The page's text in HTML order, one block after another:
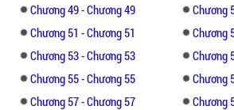
Chương 49 - Chương 49
Chương
Chương 51 - Chương 51
Chương
Chương 53 - Chương 53
Chương
Chương 55 - Chương 55
Chương
Chương 57 - Chương 57
Chương